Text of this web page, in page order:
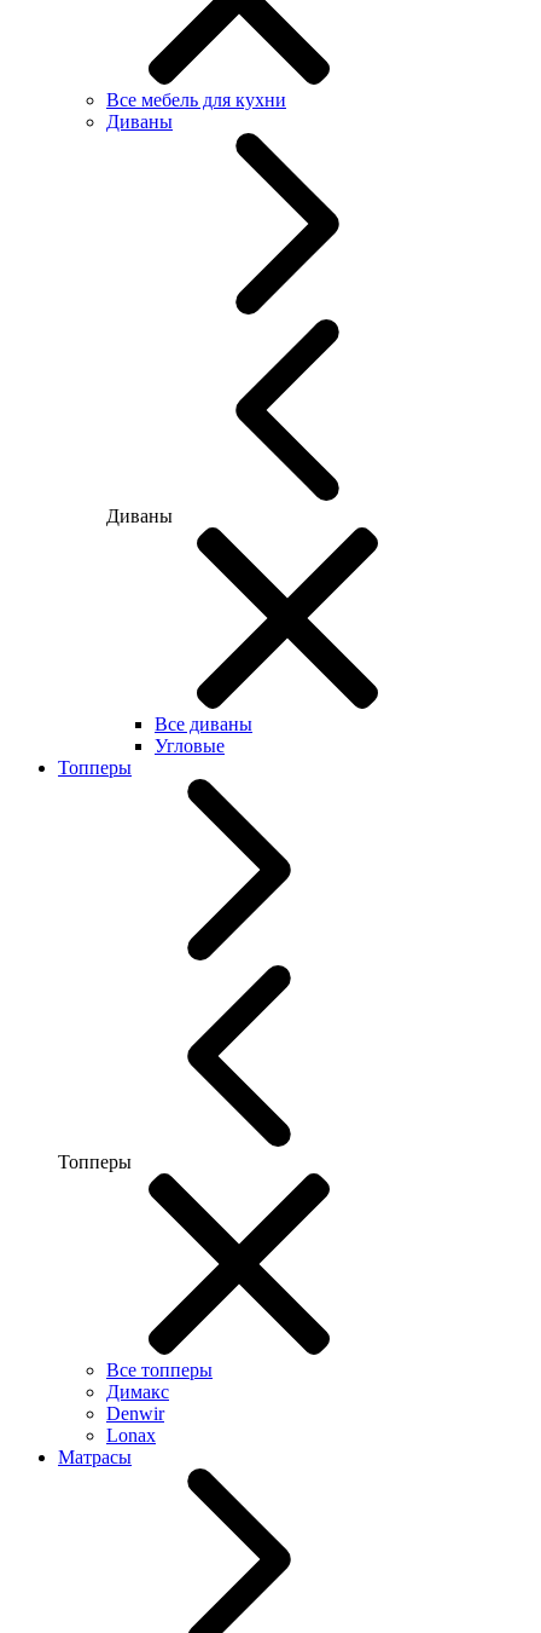
Все мебель для кухни
Диваны
Диваны
Все диваны
Угловые
Топперы
Топперы
Все топперы
Димакс
Denwir
Lonax
Матрасы